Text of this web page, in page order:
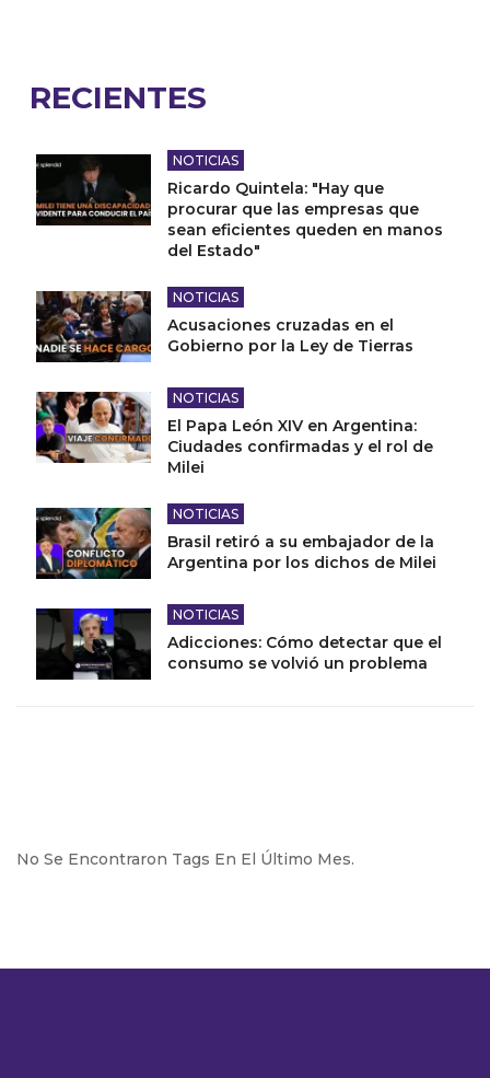
RECIENTES
NOTICIAS
Ricardo Quintela: "Hay que
procurar que las empresas que
sean eficientes queden en manos
del Estado"
NOTICIAS
Acusaciones cruzadas en el
Gobierno por la Ley de Tierras
NOTICIAS
El Papa León XIV en Argentina:
Ciudades confirmadas y el rol de
Milei
NOTICIAS
Brasil retiró a su embajador de la
Argentina por los dichos de Milei
NOTICIAS
Adicciones: Cómo detectar que el
consumo se volvió un problema
No Se Encontraron Tags En El Último Mes.